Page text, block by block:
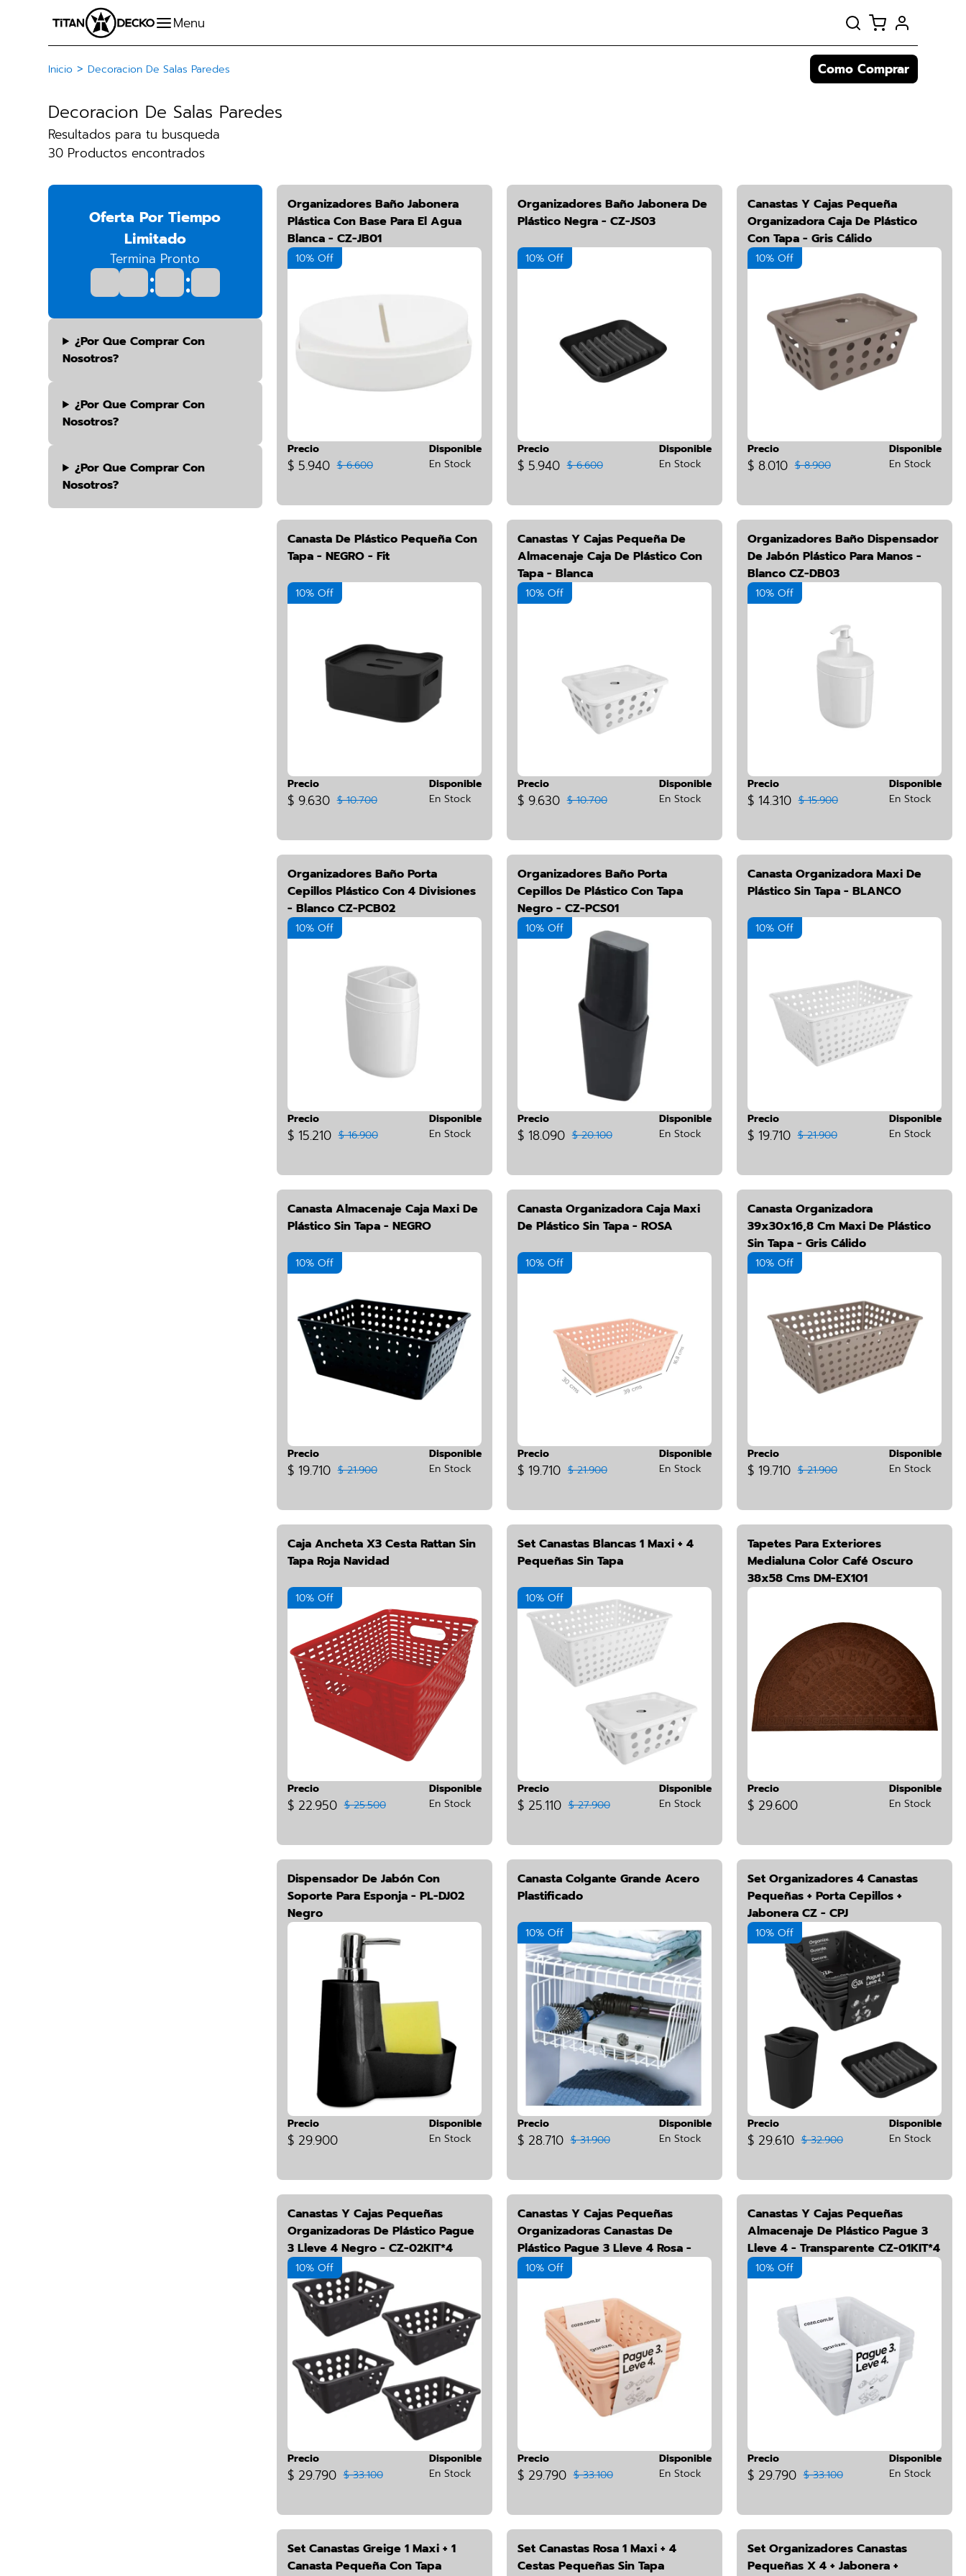
Inicio > Decoracion De Salas Paredes Como Comprar
Decoracion De Salas Paredes
Resultados para tu busqueda
30 Productos encontrados
Oferta Por Tiempo
Limitado
Termina Pronto
: :
¿por Que Comprar Con
Nosotros?
¿por Que Comprar Con
Nosotros?
¿por Que Comprar Con
Nosotros?
Organizadores Baño Jabonera
Plástica Con Base Para El Agua
Blanca - CZ-JB01
10% Off
Precio
$ 5.940 $ 6.600
Disponible
En Stock
Organizadores Baño Jabonera De
Plástico Negra - CZ-JS03
10% Off
Precio
$ 5.940 $ 6.600
Disponible
En Stock
Canastas Y Cajas Pequeña
Organizadora Caja De Plástico
Con Tapa - Gris Cálido
10% Off
Precio
$ 8.010 $ 8.900
Disponible
En Stock
Canasta De Plástico Pequeña Con
Tapa - NEGRO - Fit
10% Off
Precio
$ 9.630 $ 10.700
Disponible
En Stock
Canastas Y Cajas Pequeña De
Almacenaje Caja De Plástico Con
Tapa - Blanca
10% Off
Precio
$ 9.630 $ 10.700
Disponible
En Stock
Organizadores Baño Dispensador
De Jabón Plástico Para Manos -
Blanco CZ-DB03
10% Off
Precio
$ 14.310 $ 15.900
Disponible
En Stock
Organizadores Baño Porta
Cepillos Plástico Con 4 Divisiones
- Blanco CZ-PCB02
10% Off
Precio
$ 15.210 $ 16.900
Disponible
En Stock
Organizadores Baño Porta
Cepillos De Plástico Con Tapa
Negro - CZ-PCS01
10% Off
Precio
$ 18.090 $ 20.100
Disponible
En Stock
Canasta Organizadora Maxi De
Plástico Sin Tapa - BLANCO
10% Off
Precio
$ 19.710 $ 21.900
Disponible
En Stock
Canasta Almacenaje Caja Maxi De
Plástico Sin Tapa - NEGRO
10% Off
Precio
$ 19.710 $ 21.900
Disponible
En Stock
Canasta Organizadora Caja Maxi
De Plástico Sin Tapa - ROSA
10% Off
Precio
$ 19.710 $ 21.900
Disponible
En Stock
Canasta Organizadora
39x30x16,8 Cm Maxi De Plástico
Sin Tapa - Gris Cálido
10% Off
Precio
$ 19.710 $ 21.900
Disponible
En Stock
Caja Ancheta X3 Cesta Rattan Sin
Tapa Roja Navidad
10% Off
Precio
$ 22.950 $ 25.500
Disponible
En Stock
Set Canastas Blancas 1 Maxi + 4
Pequeñas Sin Tapa
10% Off
Precio
$ 25.110 $ 27.900
Disponible
En Stock
Tapetes Para Exteriores
Medialuna Color Café Oscuro
38x58 Cms DM-EX101
Precio
$ 29.600
Disponible
En Stock
Dispensador De Jabón Con
Soporte Para Esponja - PL-DJ02
Negro
Precio
$ 29.900
Disponible
En Stock
Canasta Colgante Grande Acero
Plastificado
10% Off
Precio
$ 28.710 $ 31.900
Disponible
En Stock
Set Organizadores 4 Canastas
Pequeñas + Porta Cepillos +
Jabonera CZ - CPJ
10% Off
Precio
$ 29.610 $ 32.900
Disponible
En Stock
Canastas Y Cajas Pequeñas
Organizadoras De Plástico Pague
3 Lleve 4 Negro - CZ-02KIT*4
10% Off
Precio
$ 29.790 $ 33.100
Disponible
En Stock
Canastas Y Cajas Pequeñas
Organizadoras Canastas De
Plástico Pague 3 Lleve 4 Rosa -
CZ-03KIT*4
10% Off
Precio
$ 29.790 $ 33.100
Disponible
En Stock
Canastas Y Cajas Pequeñas
Almacenaje De Plástico Pague 3
Lleve 4 - Transparente CZ-01KIT*4
10% Off
Precio
$ 29.790 $ 33.100
Disponible
En Stock
Set Canastas Greige 1 Maxi + 1
Canasta Pequeña Con Tapa
Set Canastas Rosa 1 Maxi + 4
Cestas Pequeñas Sin Tapa
Set Organizadores Canastas
Pequeñas X 4 + Jabonera +